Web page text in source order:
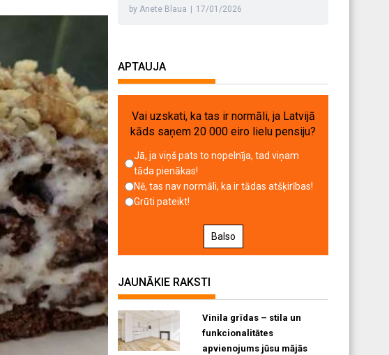
by Anete Blaua 17/01/2026
APTAUJA
Vai uzskati, ka tas ir normāli, ja Latvijā
kāds saņem 20 000 eiro lielu pensiju?
Jā, ja viņš pats to nopelnīja, tad viņam
tāda pienākas!
Nē, tas nav normāli, ka ir tādas atšķirības!
Grūti pateikt!
Balso
JAUNĀKIE RAKSTI
Vinila grīdas – stila un
funkcionalitātes
apvienojums jūsu mājās